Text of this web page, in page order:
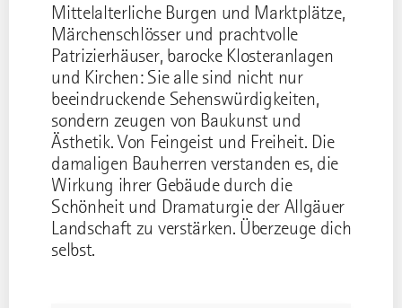
Mittelalterliche Burgen und Marktplätze,
Märchenschlösser und prachtvolle
Patrizierhäuser, barocke Klosteranlagen
und Kirchen: Sie alle sind nicht nur
beeindruckende Sehenswürdigkeiten,
sondern zeugen von Baukunst und
Ästhetik. Von Feingeist und Freiheit. Die
damaligen Bauherren verstanden es, die
Wirkung ihrer Gebäude durch die
Schönheit und Dramaturgie der Allgäuer
Landschaft zu verstärken. Überzeuge dich
selbst.